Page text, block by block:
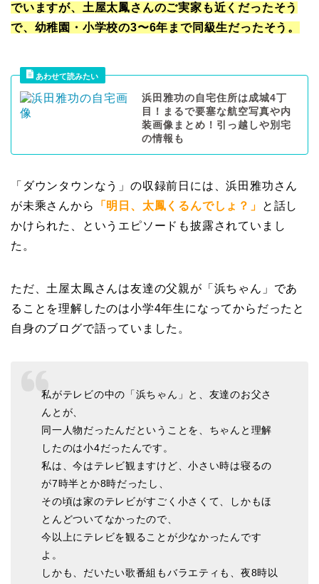
でいますが、土屋太鳳さんのご実家も近くだったそう
で、幼稚園・小学校の3〜6年まで同級生だったそう。
浜田雅功の自宅住所は成城4丁
目！まるで要塞な航空写真や内
装画像まとめ！引っ越しや別宅
の情報も
「ダウンタウンなう」の収録前日には、浜田雅功さん
が未乘さんから
「明日、太鳳くるんでしょ？」
と話し
かけられた、というエピソードも披露されていまし
た。
ただ、土屋太鳳さんは友達の父親が「浜ちゃん」であ
ることを理解したのは小学4年生になってからだったと
自身のブログで語っていました。
私がテレビの中の「浜ちゃん」と、友達のお父さ
んとが、
同一人物だったんだということを、ちゃんと理解
したのは小4だったんです。
私は、今はテレビ観ますけど、小さい時は寝るの
が7時半とか8時だったし、
その頃は家のテレビがすごく小さくて、しかもほ
とんどついてなかったので、
今以上にテレビを観ることが少なかったんです
よ。
しかも、だいたい歌番組もバラエティも、夜8時以